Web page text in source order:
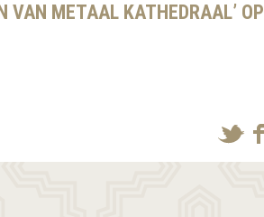
VAN METAAL KATHEDRAAL’ OP